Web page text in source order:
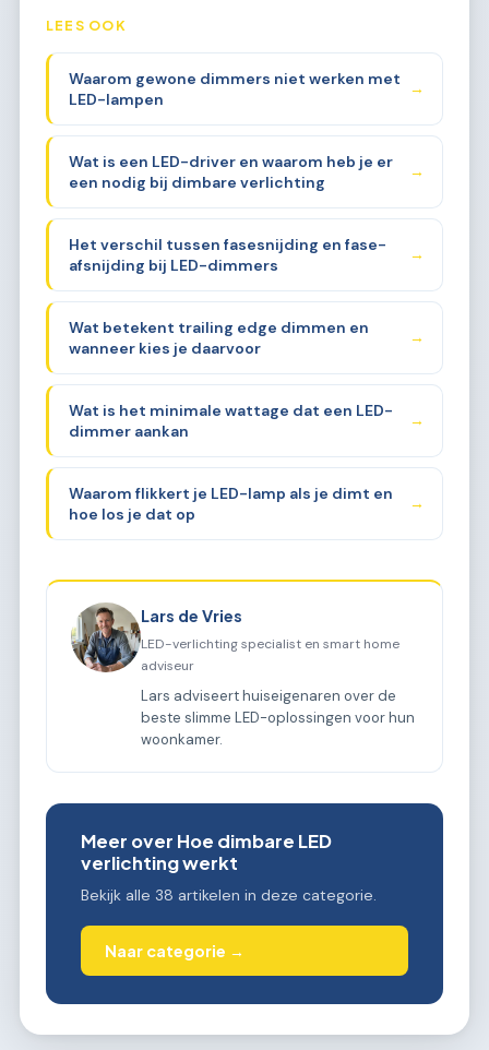
LEES OOK
Waarom gewone dimmers niet werken met
LED-lampen
→
Wat is een LED-driver en waarom heb je er
een nodig bij dimbare verlichting
→
Het verschil tussen fasesnijding en fase-
afsnijding bij LED-dimmers
→
Wat betekent trailing edge dimmen en
wanneer kies je daarvoor
→
Wat is het minimale wattage dat een LED-
dimmer aankan
→
Waarom flikkert je LED-lamp als je dimt en
hoe los je dat op
→
Lars de Vries
LED-verlichting specialist en smart home
adviseur
Lars adviseert huiseigenaren over de
beste slimme LED-oplossingen voor hun
woonkamer.
Meer over Hoe dimbare LED
verlichting werkt
Bekijk alle 38 artikelen in deze categorie.
Naar categorie →